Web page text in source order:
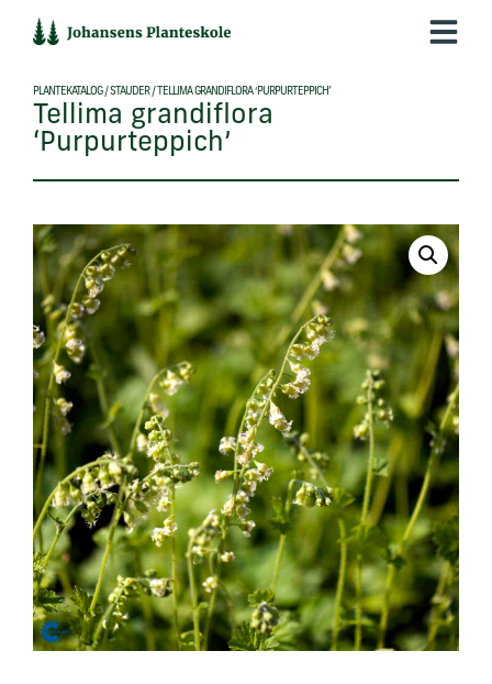
indholdet
PLANTEKATALOG/ STAUDER/ TELLIMA GRANDIFLORA ‘PURPURTEPPICH’
Tellima grandiflora
‘Purpurteppich’